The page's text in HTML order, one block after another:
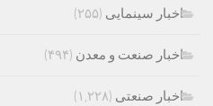
اخبار سینمایی (۲۵۵)
اخبار صنعت و معدن (۴۹۴)
اخبار صنعتی (۱,۲۲۸)